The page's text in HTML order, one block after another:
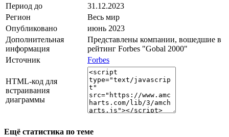
Период до
31.12.2023
Регион
Весь мир
Опубликовано
июнь 2023
Дополнительная
информация
Представлены компании, вошедшие в
рейтинг Forbes "Gobal 2000"
Источник
Forbes
HTML-код для
встраивания
диаграммы
Ещё статистика по теме